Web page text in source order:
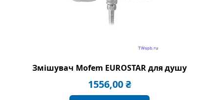
Змішувач Mofem EUROSTAR для душу
1556,00₴